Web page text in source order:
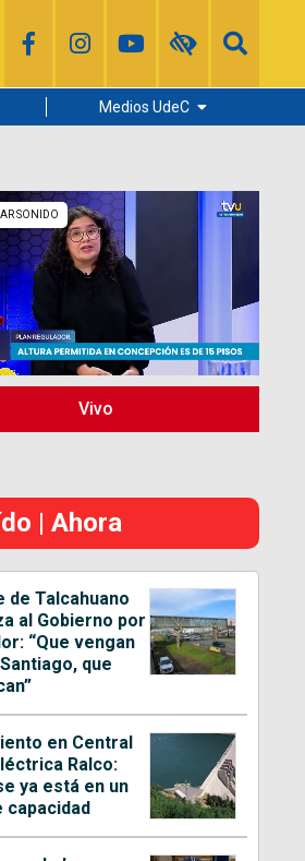
Medios UdeC
Radio UdeC
Noticias UdeC
La Discusión
Vivo
| Ahora
de Talcahuano
al Gobierno por
“Que vengan
que
en Central
Ralco:
ya está en un
capacidad